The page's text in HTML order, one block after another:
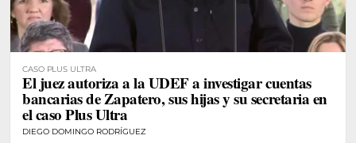
CASO PLUS ULTRA
El juez autoriza a la UDEF a investigar cuentas
bancarias de Zapatero, sus hijas y su secretaria en
el caso Plus Ultra
DIEGO DOMINGO RODRÍGUEZ